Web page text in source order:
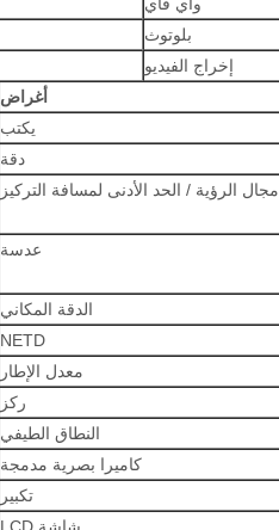
واي فاي
بلوتوث
إخراج الفيديو
أغراض
يكتب
دقة
مجال الرؤية / الحد الأدنى لمسافة التركيز
عدسة
الدقة المكاني
NETD
معدل الإطار
ركز
النطاق الطيفي
كاميرا بصرية مدمجة
تكبير